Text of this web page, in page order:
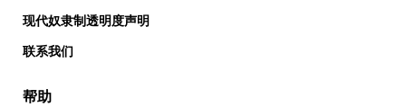
现代奴隶制透明度声明
联系我们
帮助